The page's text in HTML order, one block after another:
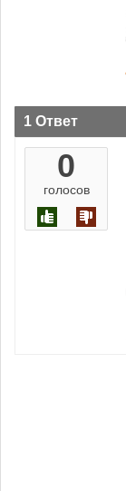
1 Ответ
0
голосов